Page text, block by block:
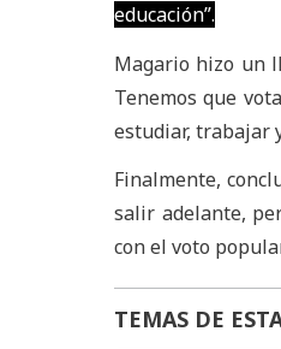
educación”.
Magario hizo un
Tenemos que
estudiar, trabajar
Finalmente,
salir adelante,
con el voto
TEMAS DE